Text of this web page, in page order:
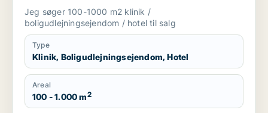
Jeg søger 100-1000 m2 klinik /
boligudlejningsejendom / hotel til salg
Type
Klinik, Boligudlejningsejendom, Hotel
Areal
100 - 1.000 m2